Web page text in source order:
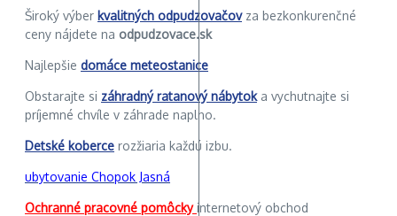
Široký výber kvalitných odpudzovačovza bezkonkurenčné
ceny nájdete na odpudzovace.sk
Najlepšie domáce meteostanice
Obstarajte si záhradný ratanový nábytoka vychutnajte si
príjemné chvíle v záhrade naplno.
Detské koberce rozžiaria každú izbu.
ubytovanie Chopok Jasná
Ochranné pracovné pomôckyinternetový obchod